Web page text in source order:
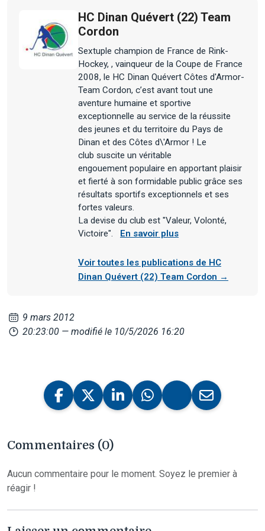
HC Dinan Quévert (22) Team
Cordon
Sextuple champion de France de Rink-
Hockey, , vainqueur de la Coupe de France
2008, le HC Dinan Quévert Côtes d'Armor-
Team Cordon, c’est avant tout une
aventure humaine et sportive
exceptionnelle au service de la réussite
des jeunes et du territoire du Pays de
Dinan et des Côtes d\'Armor ! Le
club suscite un véritable
engouement populaire en apportant plaisir
et fierté à son formidable public grâce ses
résultats sportifs exceptionnels et ses
fortes valeurs.
La devise du club est "Valeur, Volonté,
Victoire". En savoir plus
Voir toutes les publications de HC
Dinan Quévert (22) Team Cordon →
9 mars 2012
20:23:00 — modifié le 10/5/2026 16:20
Commentaires (0)
Aucun commentaire pour le moment. Soyez le premier à
réagir !